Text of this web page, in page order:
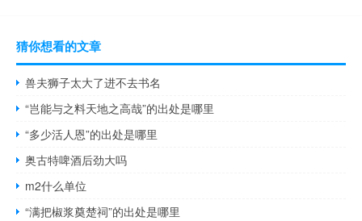
猜你想看的文章
兽夫狮子太大了进不去书名
“岂能与之料天地之高哉”的出处是哪里
“多少活人恩”的出处是哪里
奥古特啤酒后劲大吗
m2什么单位
“满把椒浆奠楚祠”的出处是哪里